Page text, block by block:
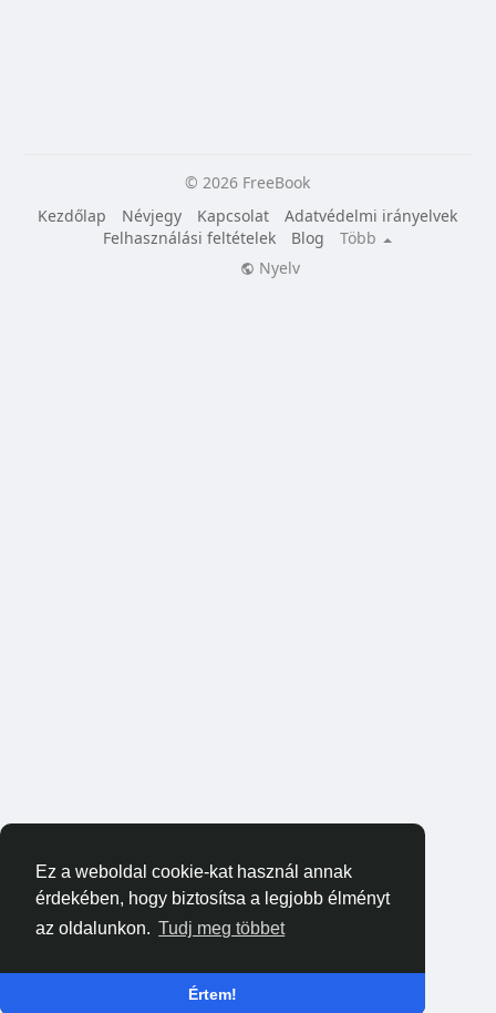
Ez a weboldal cookie-kat használ annak
érdekében, hogy biztosítsa a legjobb élményt
az oldalunkon. Tudj meg többet
Értem!
© 2026 FreeBook
Kezdőlap
Névjegy Kapcsolat
Adatvédelmi irányelvek
Felhasználási feltételek
Blog
Több
Nyelv